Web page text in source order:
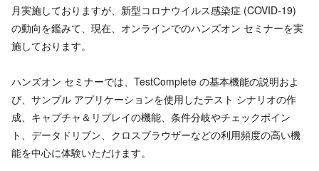
月実施しておりますが、新型コロナウイルス感染症 (COVID-19)
の動向を鑑みて、現在、オンラインでのハンズオン セミナーを実
施しております。
ハンズオン セミナーでは、TestComplete の基本機能の説明およ
び、サンプル アプリケーションを使用したテスト シナリオの作
成、キャプチャ＆リプレイの機能、条件分岐やチェックポイン
ト、データドリブン、クロスブラウザーなどの利用頻度の高い機
能を中心に体験いただけます。